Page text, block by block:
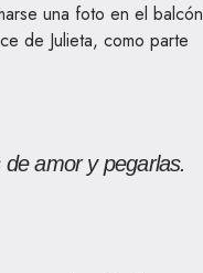
una foto en el balcón
de Julieta, como parte
amor y pegarlas.